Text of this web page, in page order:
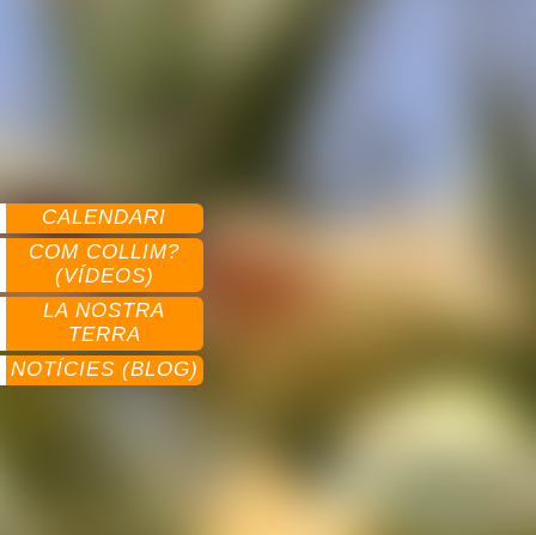
CALENDARI
COM COLLIM?
(VÍDEOS)
LA NOSTRA
TERRA
NOTÍCIES (BLOG)